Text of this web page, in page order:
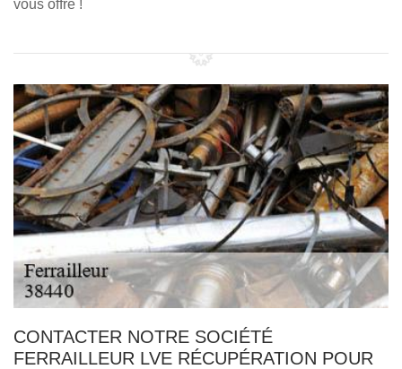
vous offre !
CONTACTER NOTRE SOCIÉTÉ
FERRAILLEUR LVE RÉCUPÉRATION POUR